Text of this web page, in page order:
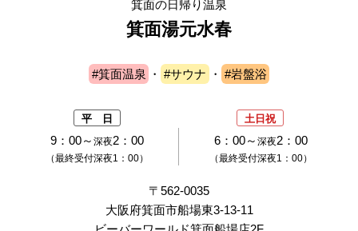
箕面の日帰り温泉
箕面湯元水春
#箕面温泉 ・ #サウナ ・ #岩盤浴
平 日 土日祝
9：00～ 深夜2：00
（最終受付深夜1：00）
6：00～ 深夜2：00
（最終受付深夜1：00）
〒562-0035
大阪府箕面市船場東3-13-11